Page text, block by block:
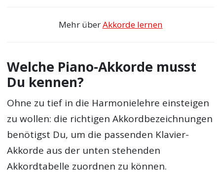
Mehr überAkkorde lernen
Welche Piano-Akkorde musst
Du kennen?
Ohne zu tief in die Harmonielehre einsteigen
zu wollen: die richtigen Akkordbezeichnungen
benötigst Du, um die passenden Klavier-
Akkorde aus der unten stehenden
Akkordtabelle zuordnen zu können.